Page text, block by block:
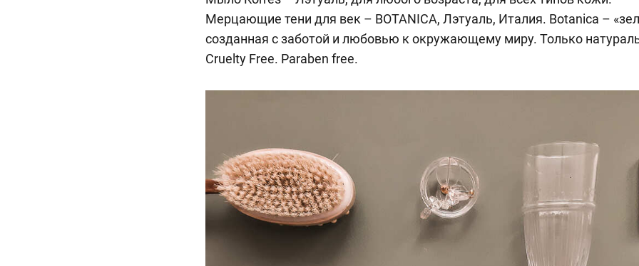
Мерцающие тени для век – BOTANICA, Лэтуаль, Италия. Botanica –
созданная с заботой и любовью к окружающему миру. Только
Cruelty Free. Paraben free.